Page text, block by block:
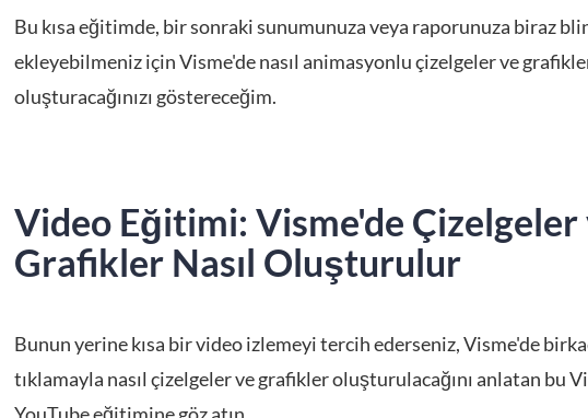
Bu kısa eğitimde, bir sonraki sunumunuza veya raporunuza biraz
ekleyebilmeniz için Visme'de nasıl animasyonlu çizelgeler ve
oluşturacağınızı göstereceğim.
Video Eğitimi: Visme'de Çizelgeler
Grafikler Nasıl Oluşturulur
Bunun yerine kısa bir video izlemeyi tercih ederseniz, Visme'de
tıklamayla nasıl çizelgeler ve grafikler oluşturulacağını anlatan bu